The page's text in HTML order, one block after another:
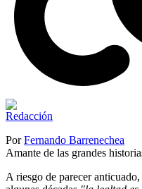
PorFernando Barrenechea
Amante de las grandes
A riesgo de parecer